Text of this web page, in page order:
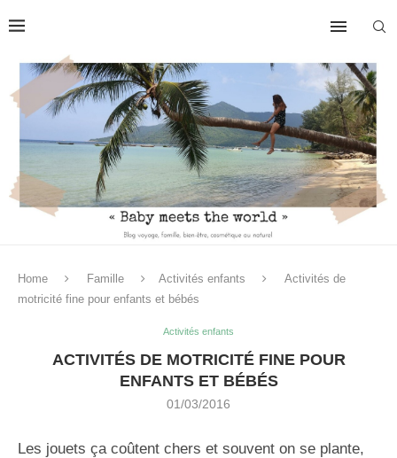
Home Famille Activités enfants
Activités de
motricité fine pour enfants et bébés
Activités enfants
ACTIVITÉS DE MOTRICITÉ FINE POUR
ENFANTS ET BÉBÉS
01/03/2016
Les jouets ça coûtent chers et souvent on se plante,